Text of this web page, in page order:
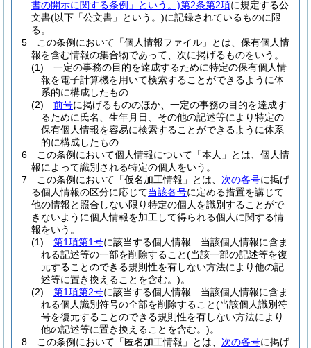
書の開示に関する条例」という。)第2条第2項に規定する公
文書(以下「公文書」という。)に記録されているものに限
る。
5
この条例において「個人情報ファイル」とは、保有個人情
報を含む情報の集合物であって、次に掲げるものをいう。
(1)
一定の事務の目的を達成するために特定の保有個人情
報を電子計算機を用いて検索することができるように体
系的に構成したもの
(2)
前号に掲げるもののほか、一定の事務の目的を達成す
るために氏名、生年月日、その他の記述等により特定の
保有個人情報を容易に検索することができるように体系
的に構成したもの
6
この条例において個人情報について「本人」とは、個人情
報によって識別される特定の個人をいう。
7
この条例において「仮名加工情報」とは、 次の各号に掲げ
る個人情報の区分に応じて当該各号に定める措置を講じて
他の情報と照合しない限り特定の個人を識別することがで
きないように個人情報を加工して得られる個人に関する情
報をいう。
(1)
第1項第1号に該当する個人情報 当該個人情報に含ま
れる記述等の一部を削除すること(当該一部の記述等を復
元することのできる規則性を有しない方法により他の記
述等に置き換えることを含む。)。
(2)
第1項第2号に該当する個人情報 当該個人情報に含ま
れる個人識別符号の全部を削除すること(当該個人識別符
号を復元することのできる規則性を有しない方法により
他の記述等に置き換えることを含む。)。
8
この条例において「匿名加工情報」とは、 次の各号に掲げ